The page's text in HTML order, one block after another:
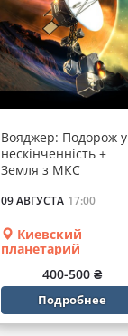
Вояджер: Подорож у
нескінченність +
Земля з МКС
09 АВГУСТА 17:00
Киевский
планетарий
400-500 ₴
Подробнее